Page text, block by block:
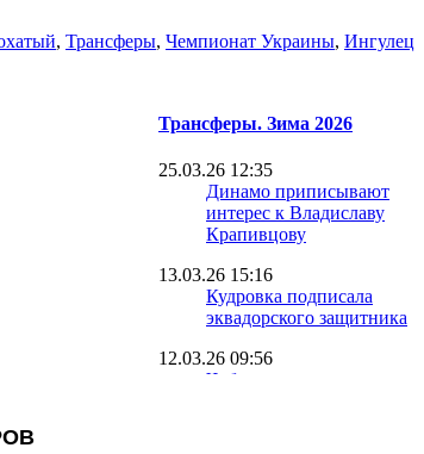
, Трансферы, Чемпионат Украины, Ингулец
Трансферы. Зима 2026
25.03.26 12:35
Динамо приписывают
интерес к Владиславу
Крапивцову
13.03.26 15:16
Кудровка подписала
эквадорского защитника
12.03.26 09:56
Чоботенко помирился с